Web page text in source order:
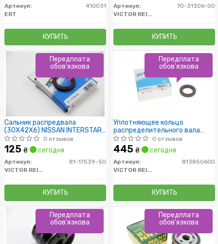
Артикул:
410031
ERT
КУПИТЬ
Артикул:
70-31306-00
VICTOR REINZ
КУПИТЬ
Сальник распредвала
(30X42X6) NISSAN INTERSTAR,
KUBISTAR, PRIMASTAR
0 отзывов
125 ₴ сегодня
Артикул:
81-17539-50
VICTOR REINZ
КУПИТЬ
Передплата
обов'язкова
Уплотняющее кольцо
распределительного вала
28X42X6 RENA0 отзывов
445 ₴ сегодня
Артикул:
813850600
VICTOR REINZ
КУПИТЬ
Передплата
обов'язкова
Передплата
обов'язкова
Передплата
обов'язкова